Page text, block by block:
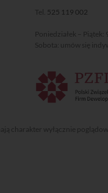
Tel. 525 119 002
Poniedziałek –
Sobota: umów się
charakter wyłącznie